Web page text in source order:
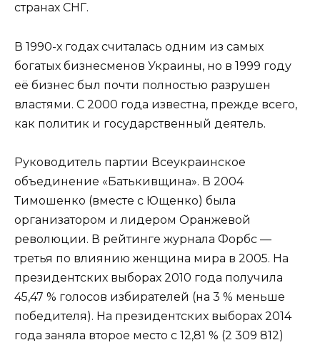
странах СНГ.
В 1990-х годах считалась одним из самых
богатых бизнесменов Украины, но в 1999 году
её бизнес был почти полностью разрушен
властями. С 2000 года известна, прежде всего,
как политик и государственный деятель.
Руководитель партии Всеукраинское
объединение «Батькивщина». В 2004
Тимошенко (вместе с Ющенко) была
организатором и лидером Оранжевой
революции. В рейтинге журнала Форбс —
третья по влиянию женщина мира в 2005. На
президентских выборах 2010 года получила
45,47 % голосов избирателей (на 3 % меньше
победителя). На президентских выборах 2014
года заняла второе место с 12,81 % (2 309 812)